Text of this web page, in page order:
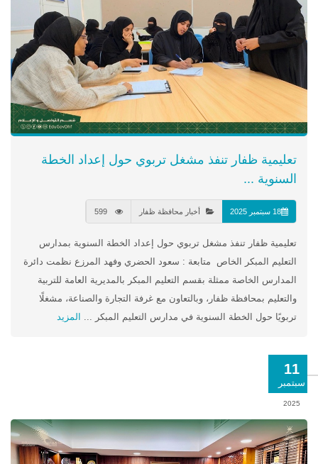
تعليمية ظفار تنفذ مشغل تربوي حول إعداد الخطة
السنوية ...
18 سبتمبر 2025 أخبار محافظة ظفار
تعليمية ظفار تنفذ مشغل تربوي حول إعداد الخطة السنوية بمدارس
التعليم المبكر الخاص متابعة : سعود الحضري وفهد المرزع نظمت دائرة
المدارس الخاصة ممثلة بقسم التعليم المبكر بالمديرية العامة للتربية
والتعليم بمحافظة ظفار، وبالتعاون مع غرفة التجارة والصناعة، مشغلًا
تربويًا حول الخطة السنوية في مدارس التعليم المبكر ... المزيد
11
سبتمبر
2025